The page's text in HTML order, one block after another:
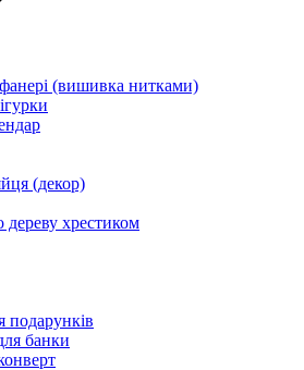
(вишивка нитками)
(декор)
хрестиком
подарунків
банки